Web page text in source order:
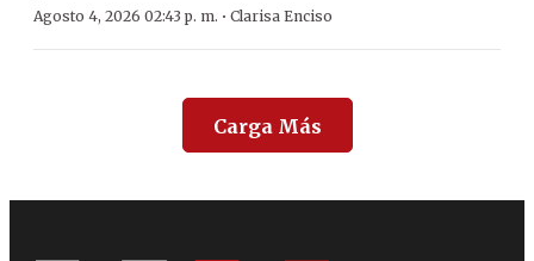
Agosto 4, 2026 02:43 p. m. · Clarisa Enciso
Carga Más